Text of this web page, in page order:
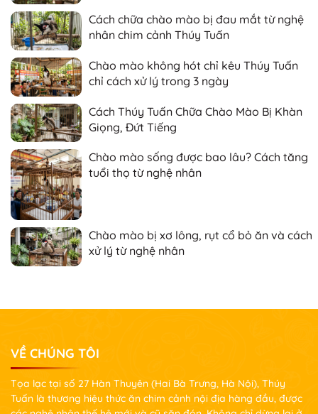
Cách chữa chào mào bị đau mắt từ nghệ
nhân chim cảnh Thúy Tuấn
Chào mào không hót chỉ kêu Thúy Tuấn
chỉ cách xử lý trong 3 ngày
Cách Thúy Tuấn Chữa Chào Mào Bị Khàn
Giọng, Đứt Tiếng
Chào mào sống được bao lâu? Cách tăng
tuổi thọ từ nghệ nhân
Chào mào bị xơ lông, rụt cổ bỏ ăn và cách
xử lý từ nghệ nhân
VỀ CHÚNG TÔI
Tọa lạc tại số 27 Hàn Thuyên (Hai Bà Trưng, Hà Nội), Thúy
Tuấn là thương hiệu thức ăn chim cảnh nội địa hàng đầu, được